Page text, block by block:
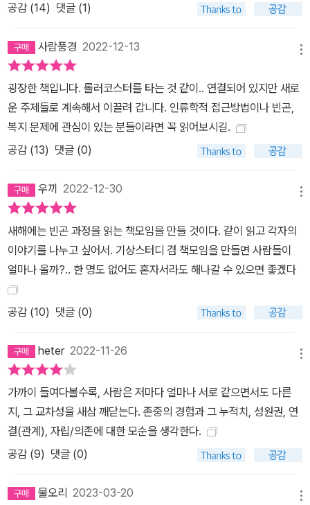
동참하는 일은 오히려 요원한 과제가 됐다. 이렇게 된 배경에는 ‘의
존’이라는 당연한 존재 양태를 문제시하는 빈곤 통치, 빈곤 산업이 자
리한다. “가난은 동서고금의 현상이지만, 오늘날 우리가 이를 ‘빈
곤’이란 개념으로 문제화하고, 이에 개입하기 위한 대상으로서 ‘빈민t
he poor’을 구성하게 된 것은 근대 이후”라고 이 책은 지적한다. 가
난을 물질적 결핍에 기반해 생각한다면 인류 역사는 가난의 역사이
고, 가난을 벗어나 목숨을 지키려는 생존의 역사다. 약육강식의 전쟁
도, 함께 살아내려는 나눔도 이 역사의 일부다. 벗어나길 갈망한다는
자발적 가난이라고 예외로 봐야 할까. 중세 유럽을 연구한 학자들은
기독교의 등장이 빈곤과 자선에 종교적 가치를 부여함으로써 인식의
전환을 가져왔지만, 이 시대에도 빈곤에 대한 시선은 이중적이었다고
말한다. 종교적 실천으로서의 빈곤은 찬양받았지만, 현실에서 어쩔
수 없이 겪는 빈곤은 죄의 대가이자 신의 처벌로 여겨졌다.”(28~29)
것’으로 남고, 실업 질병 노령화 등 취약한 삶에서 맞닥뜨리는 현실은
인찍히고, 변화는 ‘통제 가능한 수준’에 고착된다. 여기서 노동은 가치
판단의 절대 기준이 되곤 한다. 노동 대 빈곤, 노동자 대 빈자라는 이
분법은 이런 구성 속에서 “후자의 열위를 정당화한다”. 빈곤 통치의
역사는 인간에게 노동을 강제하기 위한 일련의 지식과 제도를 구축해
온 과정이다.(105) “역설적으로 봉사자, 활동가, 정책 실무자, 연구
자, 예술가, 기자 등 빈곤을 어떤 식으로든 재현하고 쟁점화하는 매개
자・대화자 집단은 빈곤 문제의 해결이 요원해 보일수록 역설적으로
증가했다”는 점은 이런 맥락에서 주목할 만하다. 관계자, 조력자, 재
공감 (14) 댓글 (1)
사람풍경 2022-12-13
굉장한 책입니다. 롤러코스터를 타는 것 같이.. 연결되어 있지만 새로
운 주제들로 계속해서 이끌려 갑니다. 인류학적 접근방법이나 빈곤,
복지 문제에 관심이 있는 분들이라면 꼭 읽어보시길.
공감 (13) 댓글 (0)
우끼 2022-12-30
새해에는 빈곤 과정을 읽는 책모임을 만들 것이다. 같이 읽고 각자의
이야기를 나누고 싶어서. 기상스터디 겸 책모임을 만들면 사람들이
얼마나 올까?.. 한 명도 없어도 혼자서라도 해나갈 수 있으면 좋겠다
공감 (10) 댓글 (0)
heter2022-11-26
가까이 들여다볼수록, 사람은 저마다 얼마나 서로 같으면서도 다른
지, 그 교차성을 새삼 깨닫는다. 존중의 경험과 그 누적치, 성원권, 연
결(관계), 자립/의존에 대한 모순을 생각한다.
공감 (9) 댓글 (0)
물오리 2023-03-20